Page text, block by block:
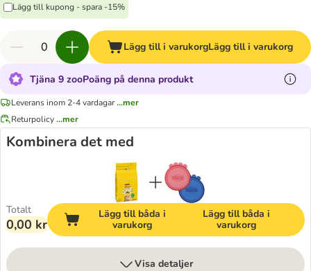
Lägg till kupong - spara -15%
Lägg till i varukorgLägg till i varukorg
Tjäna 9 zooPoäng på denna produkt
Leverans inom 2-4 vardagar...mer
Returpolicy...mer
Kombinera det med
Totalt
0,00 kr
Lägg till båda i
varukorg
Lägg till båda i
varukorg
Visa detaljer